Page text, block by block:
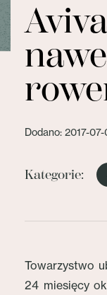
Dodano: 2017-
Kategorie:
Towarzystwo
24 miesięcy